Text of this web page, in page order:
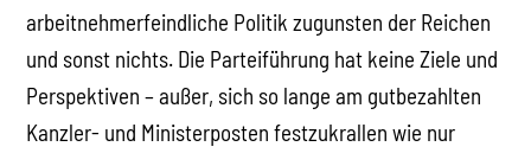
arbeitnehmerfeindliche Politik zugunsten der Reichen
und sonst nichts. Die Parteiführung hat keine Ziele und
Perspektiven – außer, sich so lange am gutbezahlten
Kanzler- und Ministerposten festzukrallen wie nur